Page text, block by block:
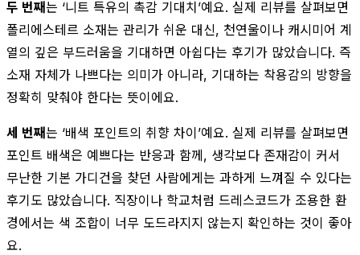
두 번째는 ‘니트 특유의 촉감 기대치’예요. 실제 리뷰를 살펴보면
폴리에스테르 소재는 관리가 쉬운 대신, 천연울이나 캐시미어 계
열의 깊은 부드러움을 기대하면 아쉽다는 후기가 많았습니다. 즉
소재 자체가 나쁘다는 의미가 아니라, 기대하는 착용감의 방향을
정확히 맞춰야 한다는 뜻이에요.
세 번째는 ‘배색 포인트의 취향 차이’예요. 실제 리뷰를 살펴보면
포인트 배색은 예쁘다는 반응과 함께, 생각보다 존재감이 커서
무난한 기본 가디건을 찾던 사람에게는 과하게 느껴질 수 있다는
후기도 많았습니다. 직장이나 학교처럼 드레스코드가 조용한 환
경에서는 색 조합이 너무 도드라지지 않는지 확인하는 것이 좋아
요.